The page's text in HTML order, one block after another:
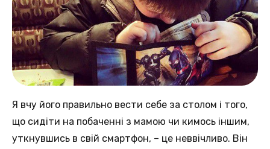
Я вчу його правильно вести себе за столом і того,
що сидіти на побаченні з мамою чи кимось іншим,
уткнувшись в свій смартфон, – це неввічливо. Він